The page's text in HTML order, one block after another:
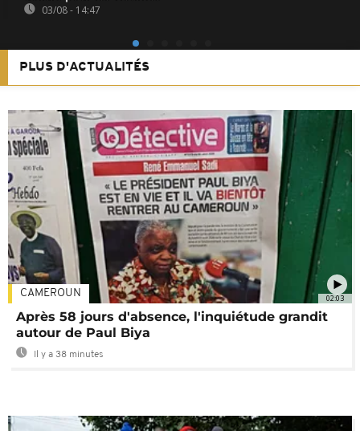
03/08 - 14:47
PLUS D'ACTUALITÉS
02:03
CAMEROUN
Après 58 jours d'absence, l'inquiétude grandit
autour de Paul Biya
Il y a 38 minutes